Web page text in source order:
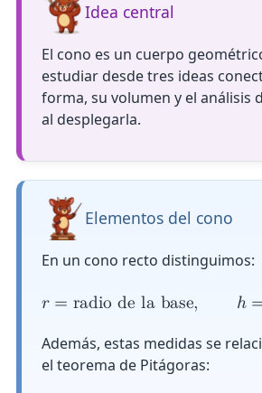
Idea central
El cono es un cuerpo
estudiar desde tres ideas
forma, su volumen y el análisis
al desplegarla.
Elementos del cono
En un cono recto distinguimos:
𝑟 = radio de la base, ℎ
Además, estas medidas se
el teorema de Pitágoras: